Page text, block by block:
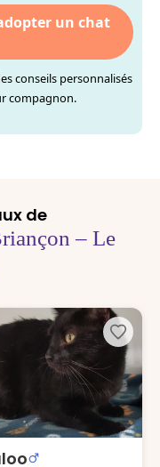
un chat
conseils personnalisés
compagnon.
de
– Le